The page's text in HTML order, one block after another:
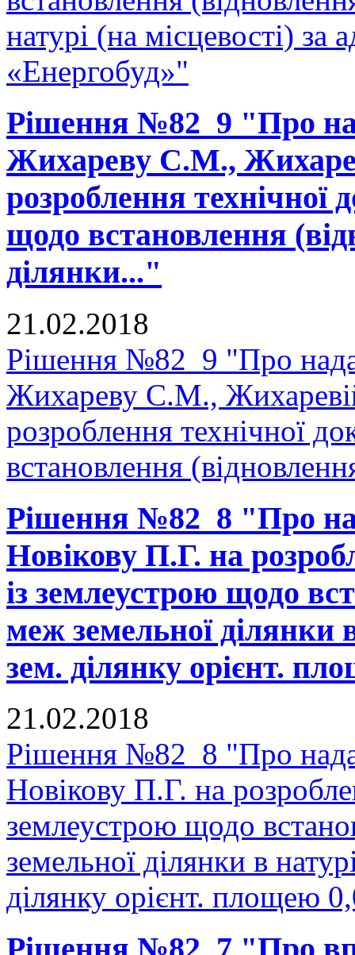
натурі (на місцевості)
«Енергобуд»"
Рішення №82_9 "Про
Жихареву С.М.,
розроблення технічної
щодо встановлення
ділянки..."
21.02.2018
Рішення №82_9 "Про
Жихареву С.М.,
розроблення технічної
встановлення
Рішення №82_8 "Про
Новікову П.Г. на
із землеустрою щодо
меж земельної ділянки
зем. ділянку орієнт.
21.02.2018
Рішення №82_8 "Про
Новікову П.Г. на
землеустрою щодо
земельної ділянки в
ділянку орієнт. площею